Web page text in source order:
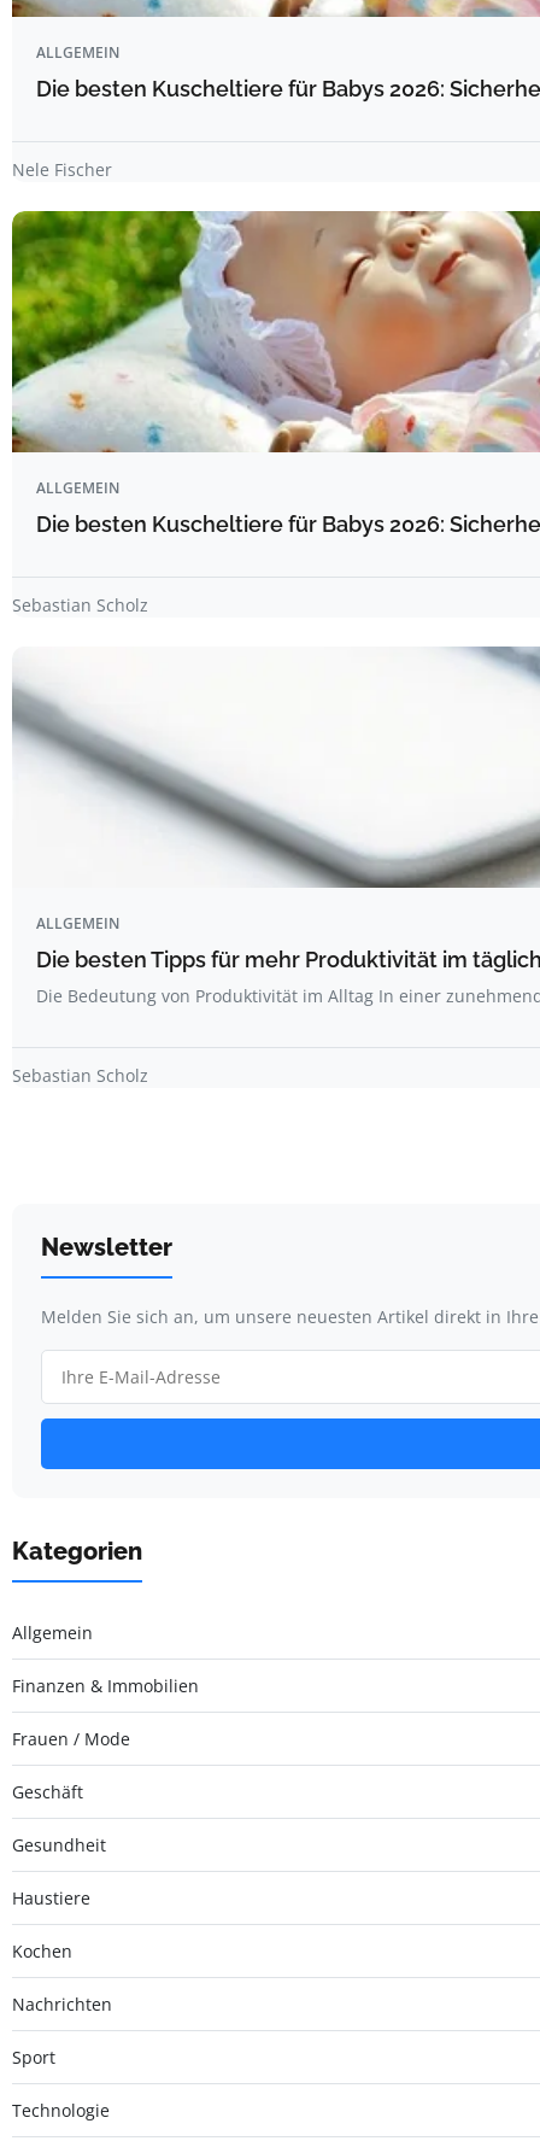
ALLGEMEIN
Die besten Kuscheltiere für Babys 2026:
Nele Fischer
ALLGEMEIN
Die besten Kuscheltiere für Babys 2026:
Sebastian Scholz
ALLGEMEIN
Die besten Tipps für mehr Produktivität im
Die Bedeutung von Produktivität im Alltag In einer
Sebastian Scholz
Newsletter
Melden Sie sich an, um unsere neuesten Artikel direkt in
Kategorien
Allgemein
Finanzen & Immobilien
Frauen / Mode
Geschäft
Gesundheit
Haustiere
Kochen
Nachrichten
Sport
Technologie